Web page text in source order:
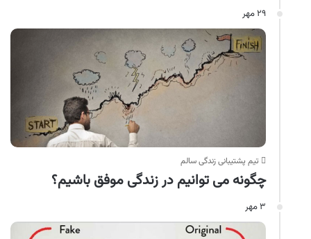
۲۹ مهر
تیم پشتیبانی زندگی سالم
چگونه می توانیم در زندگی موفق باشیم؟
۳ مهر